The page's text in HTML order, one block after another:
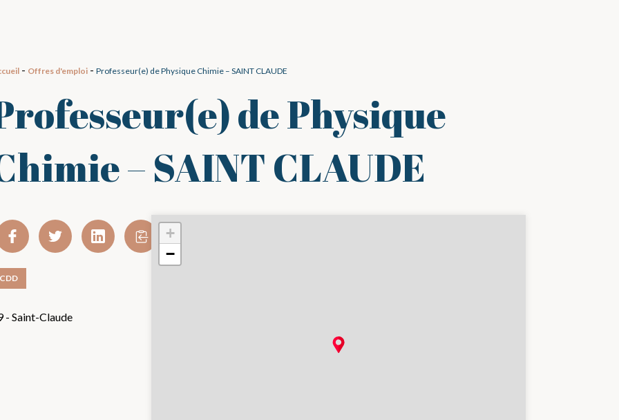
- Offres d'emploi - Professeur(e) de Physique Chimie – SAINT CLAUDE
de Physique
– SAINT CLAUDE
CDD
- Saint-Claude
+
−